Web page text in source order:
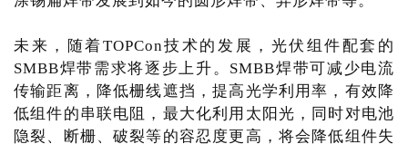
未来，随着TOPCon技术的发展，光伏组件配套的
SMBB焊带需求将逐步上升。SMBB焊带可减少电流
传输距离，降低栅线遮挡，提高光学利用率，有效降
低组件的串联电阻，最大化利用太阳光，同时对电池
隐裂、断栅、破裂等的容忍度更高，将会降低组件失